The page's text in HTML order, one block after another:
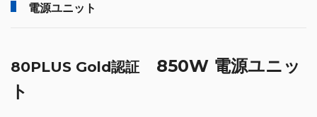
電源ユニット
80PLUS Gold認証 850W 電源ユニッ
ト